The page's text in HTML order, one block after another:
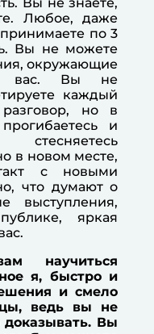
Любое, даже
по 3
Вы не можете
окружающие
вас. Вы не
каждый
но в
и
в новом месте,
с новыми
что думают о
выступления,
яркая
научиться
я, быстро и
и смело
ведь вы не
Вы